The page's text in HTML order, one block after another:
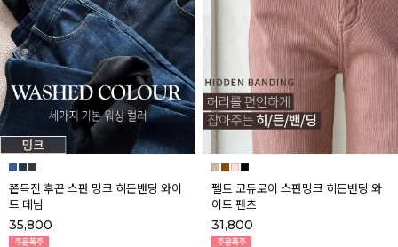
쫀득진 후끈 스판 밍크 히든밴딩 와이
드 데님
35,800
펠트 코듀로이 스판밍크 히든밴딩 와
이드 팬츠
31,800